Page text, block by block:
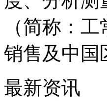
（简称：
销售及中国
最新资讯